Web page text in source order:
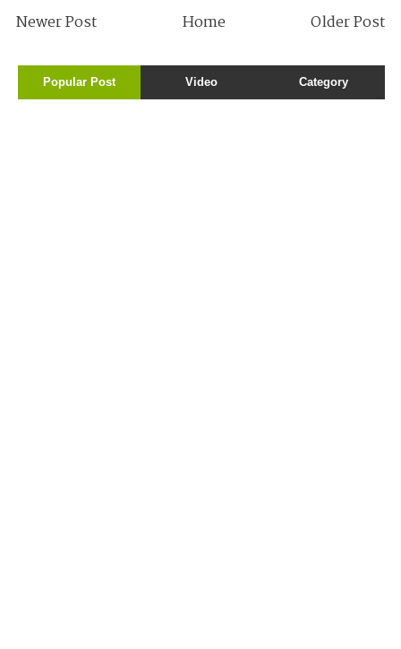
Newer Post Older Post
Home
Popular Post Video Category